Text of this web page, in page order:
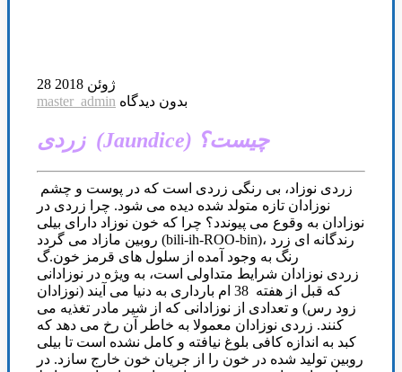
28 ژوئن 2018
master_admin بدون دیدگاه
زردی (Jaundice) چیست؟
نوزادان تازه متولد شده دیده می شود. چرا زردی در
نوزادان به وقوع می پیوندد؟ چرا که خون نوزاد دارای بیلی
روبین مازاد می گردد (bili-ih-ROO-bin)، رندگانه ای زرد
رنگ به وجود آمده از سلول های قرمز خون.گ
زردی نوزادان شرایط متداولی است، به ویژه در نوزادانی
که قبل از هفته 38 ام بارداری به دنیا می آیند (نوزادان
زود رس) و تعدادی از نوزادانی که از شیر مادر تغذیه می
کنند. زردی نوزادان معمولا به خاطر آن رخ می دهد که
کبد به اندازه کافی بلوغ نیافته و کامل نشده است تا بیلی
روبین تولید شده در خون را از جریان خون خارج سازد. در